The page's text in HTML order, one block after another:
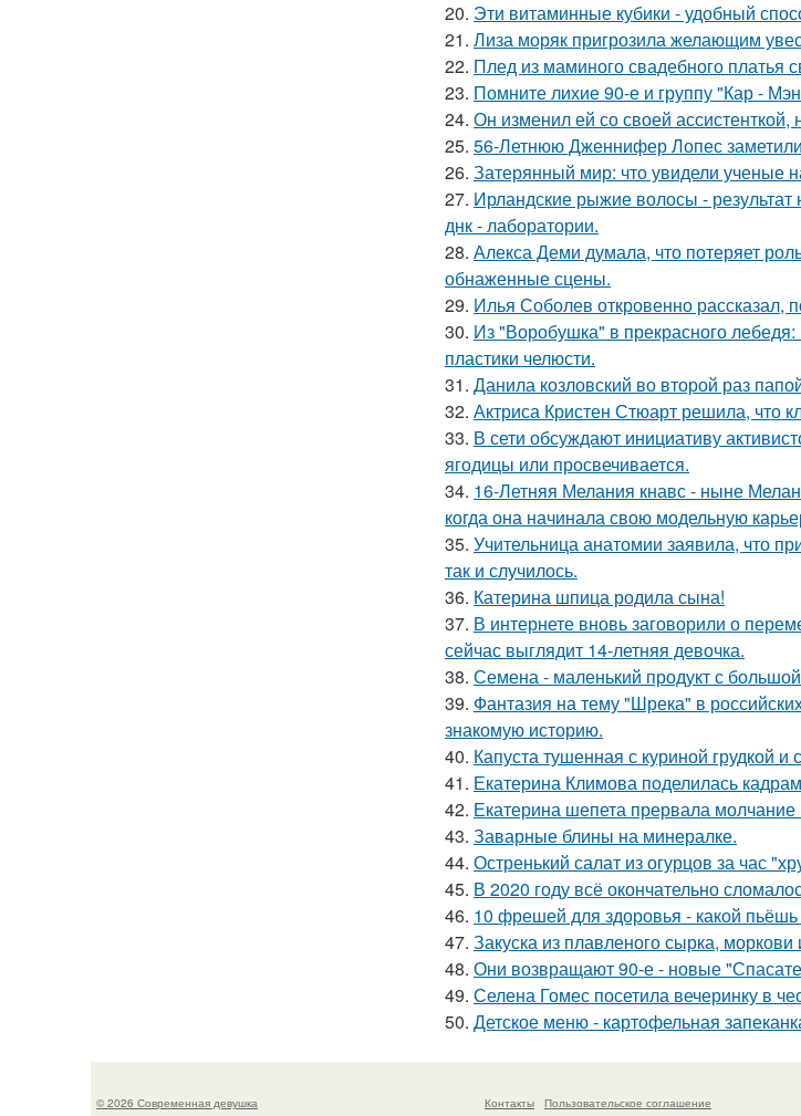
20. Эти витаминные кубики - удобный
21. Лиза моряк пригрозила желающим
22. Плед из маминого свадебного платья
23. Помните лихие 90-е и группу "Кар -
24. Он изменил ей со своей ассистенткой,
25. 56-Летнюю Дженнифер Лопес заметили
26. Затерянный мир: что увидели ученые
27. Ирландские рыжие волосы - результат
днк - лаборатории.
28. Алекса Деми думала, что потеряет
обнаженные сцены.
29. Илья Соболев откровенно рассказал,
30. Из "Воробушка" в прекрасного
пластики челюсти.
31. Данила козловский во второй раз
32. Актриса Кристен Стюарт решила, что
33. В сети обсуждают инициативу
ягодицы или просвечивается.
34. 16-Летняя Мелания кнавс - ныне
когда она начинала свою модельную
35. Учительница анатомии заявила, что
так и случилось.
36. Катерина шпица родила сына!
37. В интернете вновь заговорили о
сейчас выглядит 14-летняя девочка.
38. Семена - маленький продукт с
39. Фантазия на тему "Шрека" в
знакомую историю.
40. Капуста тушенная с куриной грудкой и
41. Екатерина Климова поделилась
42. Екатерина шепета прервала
43. Заварные блины на минералке.
44. Остренький салат из огурцов за час
45. В 2020 году всё окончательно
46. 10 фрешей для здоровья - какой
47. Закуска из плавленого сырка, моркови
48. Они возвращают 90-е - новые
49. Селена Гомес посетила вечеринку в
50. Детское меню - картофельная
© 2026 Современная девушка Контакты Пользовательское соглашение